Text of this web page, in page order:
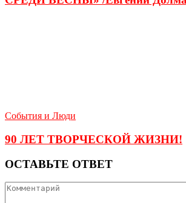
События и Люди
90 ЛЕТ ТВОРЧЕСКОЙ ЖИЗНИ!
ОСТАВЬТЕ ОТВЕТ